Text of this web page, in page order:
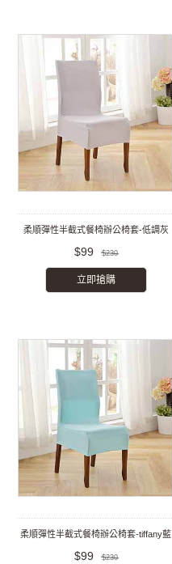
柔順彈性半截式餐椅辦公椅套-低調灰
$99 $230
立即搶購
柔順彈性半截式餐椅辦公椅套-tiffany藍
$99 $230